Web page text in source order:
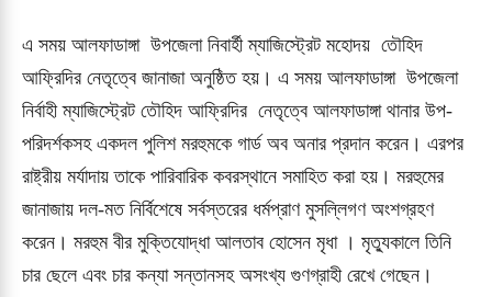
এ সময় আলফাডাঙ্গা উপজেলা নিবার্হী ম্যাজিস্ট্রেট মহোদয় তৌহিদ
আফ্রিদির নেতৃত্বে জানাজা অনুষ্ঠিত হয়। এ সময় আলফাডাঙ্গা উপজেলা
নির্বাহী ম্যাজিস্ট্রেট তৌহিদ আফ্রিদির নেতৃত্বে আলফাডাঙ্গা থানার উপ-
পরিদর্শকসহ একদল পুলিশ মরহুমকে গার্ড অব অনার প্রদান করেন। এরপর
রাষ্ট্রীয় মর্যাদায় তাকে পারিবারিক কবরস্থানে সমাহিত করা হয়। মরহুমের
জানাজায় দল-মত নির্বিশেষে সর্বস্তরের ধর্মপ্রাণ মুসল্লিগণ অংশগ্রহণ
করেন। মরহুম বীর মুক্তিযােদ্ধা আলতাব হোসেন মৃধা । মৃত্যুকালে তিনি
চার ছেলে এবং চার কন্যা সন্তানসহ অসংখ্য গুণগ্রাহী রেখে গেছেন।